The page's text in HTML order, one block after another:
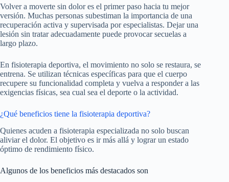
Volver a moverte sin dolor es el primer paso hacia tu mejor
versión. Muchas personas subestiman la importancia de una
recuperación activa y supervisada por especialistas. Dejar una
lesión sin tratar adecuadamente puede provocar secuelas a
largo plazo.
En fisioterapia deportiva, el movimiento no solo se restaura, se
entrena. Se utilizan técnicas específicas para que el cuerpo
recupere su funcionalidad completa y vuelva a responder a las
exigencias físicas, sea cual sea el deporte o la actividad.
¿Qué beneficios tiene la fisioterapia deportiva?
Quienes acuden a fisioterapia especializada no solo buscan
aliviar el dolor. El objetivo es ir más allá y lograr un estado
óptimo de rendimiento físico.
Algunos de los beneficios más destacados son